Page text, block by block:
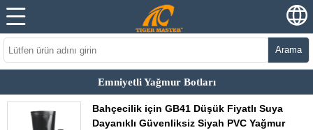
Arama
Emniyetli Yağmur Botları
Bahçecilik için GB41 Düşük Fiyatlı Suya
Dayanıklı Güvenliksiz Siyah PVC Yağmur